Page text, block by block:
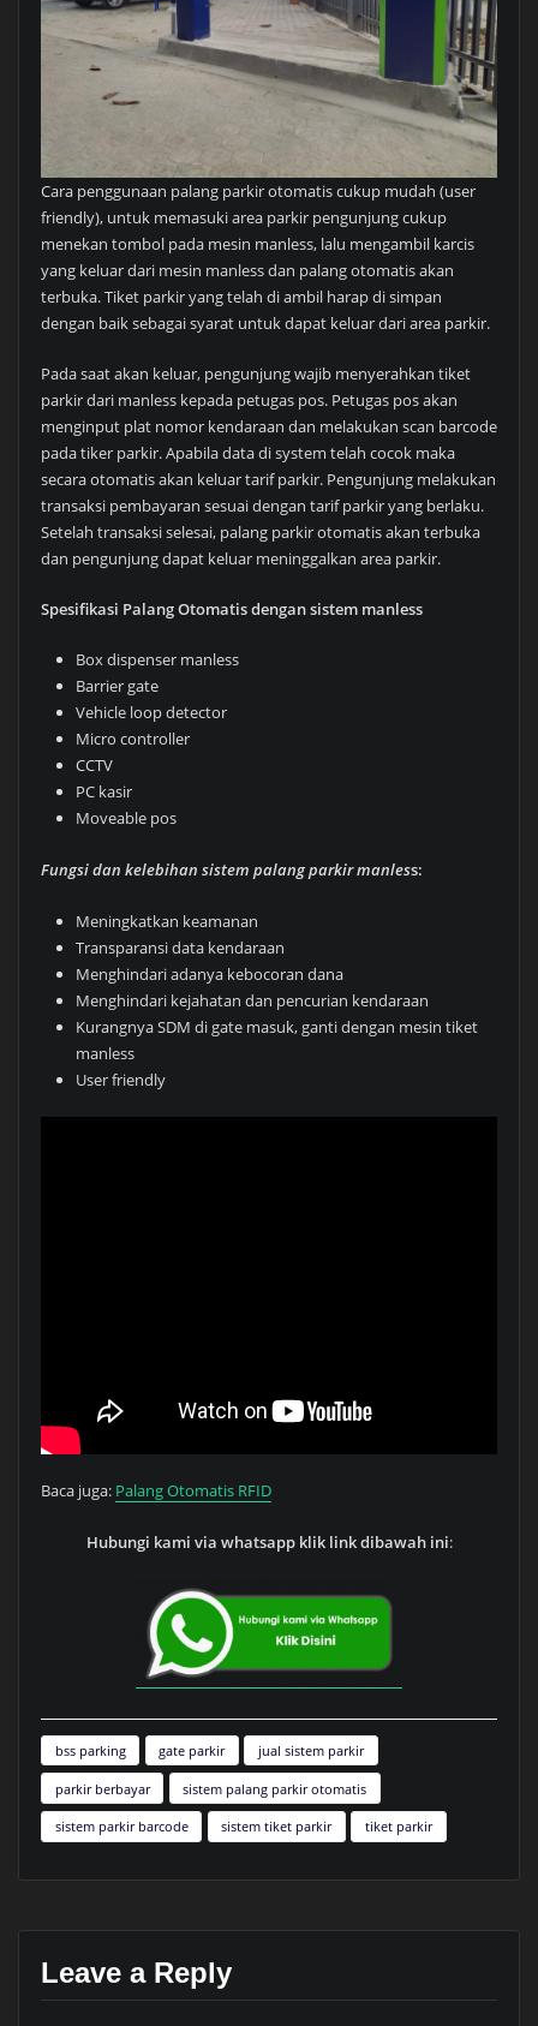
Cara penggunaan palang parkir otomatis cukup mudah (user
friendly), untuk memasuki area parkir pengunjung cukup
menekan tombol pada mesin manless, lalu mengambil karcis
yang keluar dari mesin manless dan palang otomatis akan
terbuka. Tiket parkir yang telah di ambil harap di simpan
dengan baik sebagai syarat untuk dapat keluar dari area parkir.
Pada saat akan keluar, pengunjung wajib menyerahkan tiket
parkir dari manless kepada petugas pos. Petugas pos akan
menginput plat nomor kendaraan dan melakukan scan barcode
pada tiker parkir. Apabila data di system telah cocok maka
secara otomatis akan keluar tarif parkir. Pengunjung melakukan
transaksi pembayaran sesuai dengan tarif parkir yang berlaku.
Setelah transaksi selesai, palang parkir otomatis akan terbuka
dan pengunjung dapat keluar meninggalkan area parkir.
Spesifikasi Palang Otomatis dengan sistem manless
Box dispenser manless
Barrier gate
Vehicle loop detector
Micro controller
CCTV
PC kasir
Moveable pos
Fungsi dan kelebihan sistem palang parkir manless:
Meningkatkan keamanan
Transparansi data kendaraan
Menghindari adanya kebocoran dana
Menghindari kejahatan dan pencurian kendaraan
Kurangnya SDM di gate masuk, ganti dengan mesin tiket
manless
User friendly
Baca juga: Palang Otomatis RFID
Hubungi kami via whatsapp klik link dibawah ini:
bss parking gate parkir jual sistem parkir
parkir berbayar sistem palang parkir otomatis
sistem parkir barcode sistem tiket parkir tiket parkir
Leave a Reply